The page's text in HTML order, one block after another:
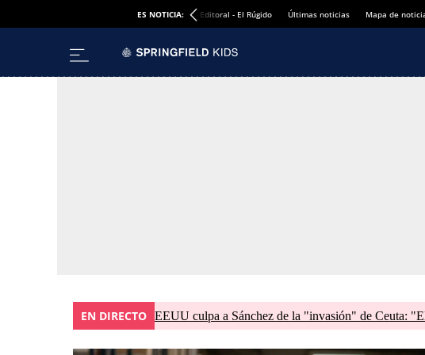
ES NOTICIA: Editoral - El Rúgido Últimas noticias Mapa de
EN DIRECTO EEUU culpa a Sánchez de la "invasión" de Ceuta: